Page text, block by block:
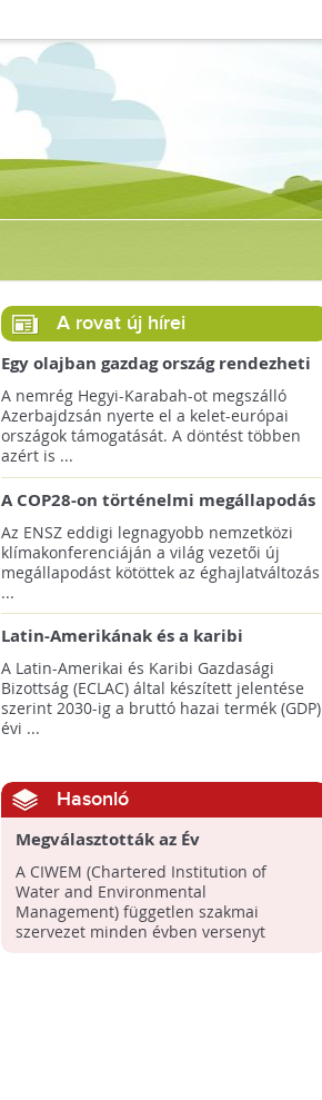
A rovat új hírei
Egy olajban gazdag ország rendezheti
jövőre a COP29 klímacsúcsot
A nemrég Hegyi-Karabah-ot megszálló
Azerbajdzsán nyerte el a kelet-európai
országok támogatását. A döntést többen
azért is ...
A COP28-on történelmi megállapodás
született! - Összefoglaló az ENSZ 28.
klímacsúcsáról
Az ENSZ eddigi legnagyobb nemzetközi
klímakonferenciáján a világ vezetői új
megállapodást kötöttek az éghajlatváltozás
...
Latin-Amerikának és a karibi
térségnek növelniük kell kiadásaikat
az éghajlatvédelmi célok eléréséhez
A Latin-Amerikai és Karibi Gazdasági
Bizottság (ECLAC) által készített jelentése
szerint 2030-ig a bruttó hazai termék (GDP)
évi ...
Hasonló
Megválasztották az Év
Környezetvédelmi Fotósát!
A CIWEM (Chartered Institution of
Water and Environmental
Management) független szakmai
szervezet minden évben versenyt